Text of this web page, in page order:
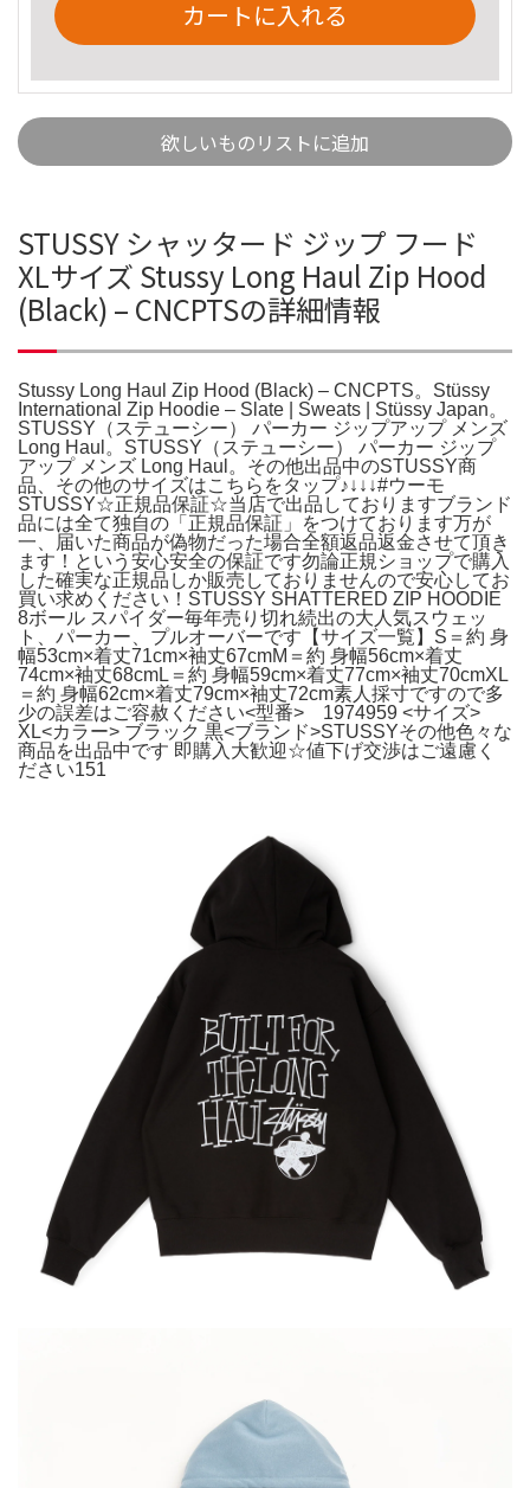
カートに入れる
欲しいものリストに追加
STUSSY シャッタード ジップ フード
XLサイズ Stussy Long Haul Zip Hood
(Black) – CNCPTSの詳細情報
Stussy Long Haul Zip Hood (Black) – CNCPTS。Stüssy
International Zip Hoodie – Slate | Sweats | Stüssy Japan。
STUSSY（ステューシー） パーカー ジップアップ メンズ
Long Haul。STUSSY（ステューシー） パーカー ジップ
アップ メンズ Long Haul。その他出品中のSTUSSY商
品、その他のサイズはこちらをタップ♪↓↓↓#ウーモ
STUSSY☆正規品保証☆当店で出品しておりますブランド
品には全て独自の「正規品保証」をつけております万が
一、届いた商品が偽物だった場合全額返品返金させて頂き
ます！という安心安全の保証です勿論正規ショップで購入
した確実な正規品しか販売しておりませんので安心してお
買い求めください！STUSSY SHATTERED ZIP HOODIE
8ボール スパイダー毎年売り切れ続出の大人気スウェッ
ト、パーカー、プルオーバーです【サイズ一覧】S＝約 身
幅53cm×着丈71cm×袖丈67cmM＝約 身幅56cm×着丈
74cm×袖丈68cmL＝約 身幅59cm×着丈77cm×袖丈70cmXL
＝約 身幅62cm×着丈79cm×袖丈72cm素人採寸ですので多
少の誤差はご容赦ください<型番> 1974959 <サイズ>
XL<カラー> ブラック 黒<ブランド>STUSSYその他色々な
商品を出品中です 即購入大歓迎☆値下げ交渉はご遠慮く
ださい151